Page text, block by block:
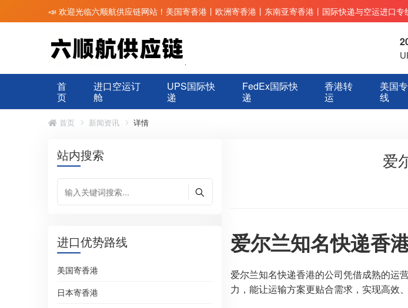
📣 欢迎光临六顺航供应链网站！美国寄香港丨欧洲寄香港丨东南亚寄香港丨国际快递与空运进口专
首
页
进口空运订
舱
UPS国际快
递
FedEx国际快
递
香港转
运
美国专
线
首页 新闻资讯 详情
站内搜索
进口优势路线
美国寄香港
日本寄香港
爱
爱尔兰知名快递香
爱尔兰知名快递香港的公司凭借成熟的运
力，能让运输方案更贴合需求，实现高效